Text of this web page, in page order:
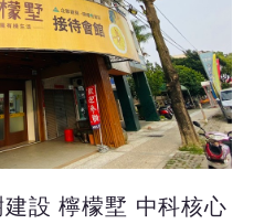
設 檸檬墅 中科核心